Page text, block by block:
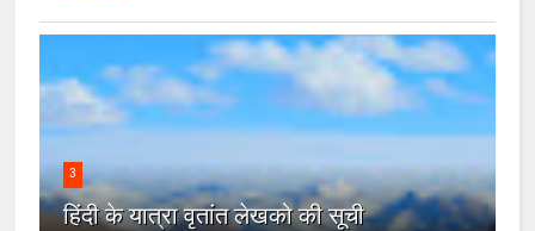
3
हिंदी के यात्रा वृतांत लेखको की सूची